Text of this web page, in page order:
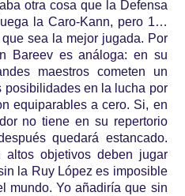
otra cosa que la Defensa
la Caro-Kann, pero 1…
sea la mejor jugada. Por
Bareev es análoga: en su
maestros cometen un
posibilidades en la lucha por
equiparables a cero. Si, en
no tiene en su repertorio
quedará estancado.
objetivos deben jugar
la Ruy López es imposible
mundo. Yo añadiría que sin